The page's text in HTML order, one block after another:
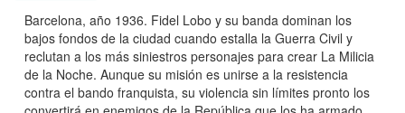
Barcelona, año 1936. Fidel Lobo y su banda dominan los
bajos fondos de la ciudad cuando estalla la Guerra Civil y
reclutan a los más siniestros personajes para crear La Milicia
de la Noche. Aunque su misión es unirse a la resistencia
contra el bando franquista, su violencia sin límites pronto los